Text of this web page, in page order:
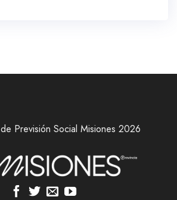
Previsión Social Misiones 2026